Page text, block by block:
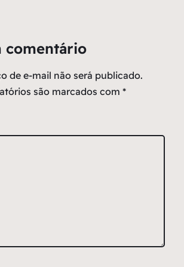
comentário
de e-mail não será publicado.
são marcados com *